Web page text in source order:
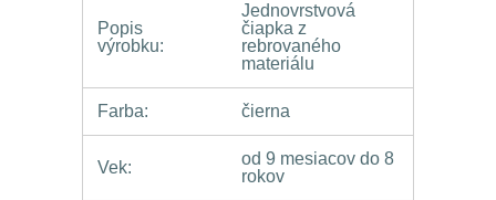
Popis
výrobku:
Jednovrstvová
čiapka z
rebrovaného
materiálu
Farba: čierna
Vek:
od 9 mesiacov do 8
rokov